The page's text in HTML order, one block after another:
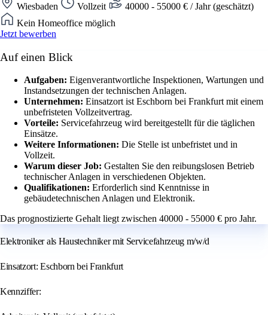
Wiesbaden Vollzeit
40000 - 55000 € / Jahr (geschätzt)
Kein Homeoffice möglich
Jetzt bewerben
Auf einen Blick
Aufgaben: Eigenverantwortliche Inspektionen, Wartungen und
Instandsetzungen der technischen Anlagen.
Unternehmen: Einsatzort ist Eschborn bei Frankfurt mit einem
unbefristeten Vollzeitvertrag.
Vorteile: Servicefahrzeug wird bereitgestellt für die täglichen
Einsätze.
Weitere Informationen: Die Stelle ist unbefristet und in
Vollzeit.
Warum dieser Job: Gestalten Sie den reibungslosen Betrieb
technischer Anlagen in verschiedenen Objekten.
Qualifikationen: Erforderlich sind Kenntnisse in
gebäudetechnischen Anlagen und Elektronik.
Das prognostizierte Gehalt liegt zwischen 40000 - 55000 € pro Jahr.
Elektroniker als Haustechniker mit Servicefahrzeug m/w/d
Einsatzort: Eschborn bei Frankfurt
Kennziffer: